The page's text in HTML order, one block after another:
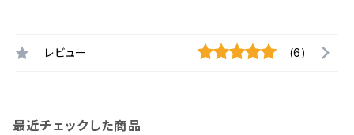
レビュー (6)
最近チェックした商品